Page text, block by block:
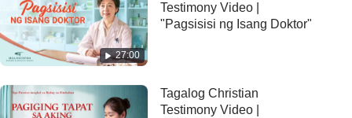
27:00
Testimony Video |
"Pagsisisi ng Isang Doktor"
Tagalog Christian
Testimony Video |